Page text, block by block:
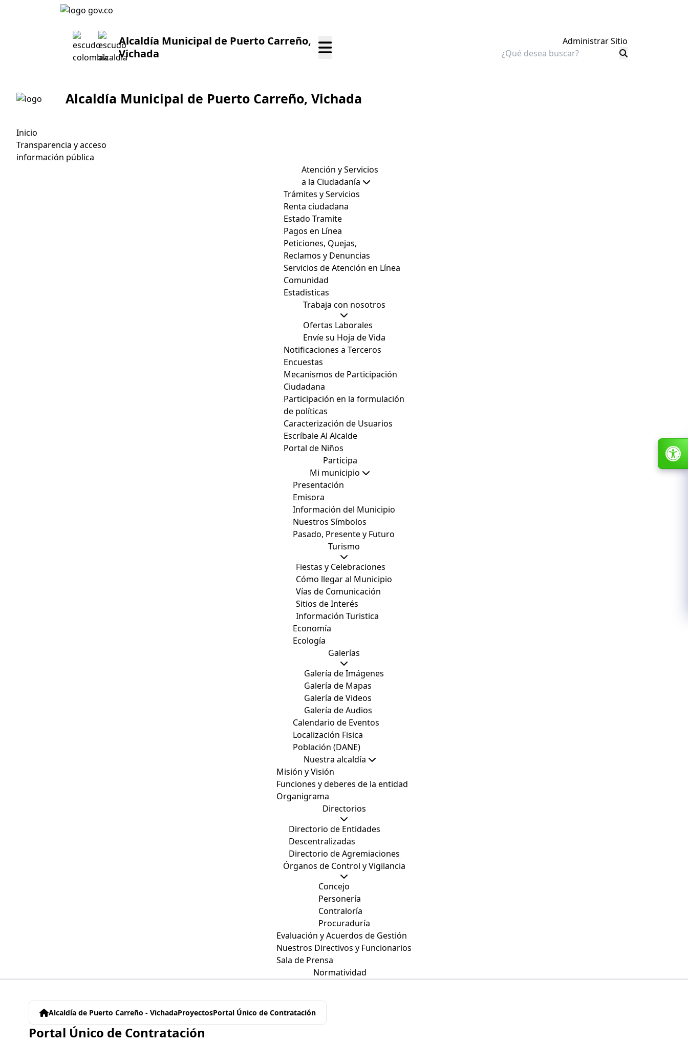
Alcaldía Municipal de Puerto Carreño,
Vichada
Administrar Sitio
Alcaldía Municipal de Puerto Carreño, Vichada
Inicio
Transparencia y acceso
información pública
Atención y Servicios
a la Ciudadanía
Trámites y Servicios
Renta ciudadana
Estado Tramite
Pagos en Línea
Peticiones, Quejas,
Reclamos y Denuncias
Servicios de Atención en Línea
Comunidad
Estadisticas
Trabaja con nosotros
Ofertas Laborales
Envíe su Hoja de Vida
Notificaciones a Terceros
Encuestas
Mecanismos de Participación
Ciudadana
Participación en la formulación
de políticas
Caracterización de Usuarios
Escríbale Al Alcalde
Portal de Niños
Participa
Mi municipio
Presentación
Emisora
Información del Municipio
Nuestros Símbolos
Pasado, Presente y Futuro
Turismo
Fiestas y Celebraciones
Cómo llegar al Municipio
Vías de Comunicación
Sitios de Interés
Información Turistica
Economía
Ecología
Galerías
Galería de Imágenes
Galería de Mapas
Galería de Videos
Galería de Audios
Calendario de Eventos
Localización Fisica
Población (DANE)
Nuestra alcaldía
Misión y Visión
Funciones y deberes de la entidad
Organigrama
Directorios
Directorio de Entidades
Descentralizadas
Directorio de Agremiaciones
Órganos de Control y Vigilancia
Concejo
Personería
Contraloría
Procuraduría
Evaluación y Acuerdos de Gestión
Nuestros Directivos y Funcionarios
Sala de Prensa
Normatividad
Alcaldía de Puerto Carreño - VichadaProyectosPortal Único de Contratación
Portal Único de Contratación